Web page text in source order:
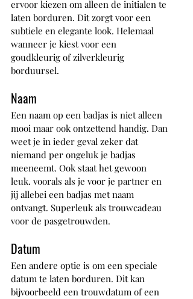
ervoor kiezen om alleen de initialen te
laten borduren. Dit zorgt voor een
subtiele en elegante look. Helemaal
wanneer je kiest voor een
goudkleurig of zilverkleurig
borduursel.
Naam
Een naam op een badjas is niet alleen
mooi maar ook ontzettend handig. Dan
weet je in ieder geval zeker dat
niemand per ongeluk je badjas
meeneemt. Ook staat het gewoon
leuk. voorals als je voor je partner en
jij allebei een badjas met naam
ontvangt. Superleuk als trouwcadeau
voor de pasgetrouwden.
Datum
Een andere optie is om een speciale
datum te laten borduren. Dit kan
bijvoorbeeld een trouwdatum of een